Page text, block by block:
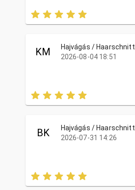
KM
Hajvágás / Haarschnitt
2026-08-04 18:51
BK
Hajvágás / Haarschnitt
2026-07-31 14:26